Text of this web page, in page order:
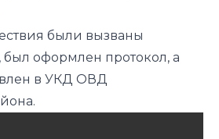
были вызваны
оформлен протокол, а
в УКД ОВД